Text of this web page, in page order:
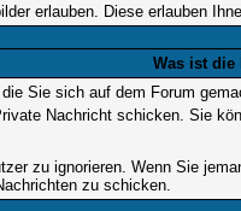
erlauben. Diese erlauben
Was ist die
Sie sich auf dem Forum
Nachricht schicken. Sie
zu ignorieren. Wenn Sie
zu schicken.